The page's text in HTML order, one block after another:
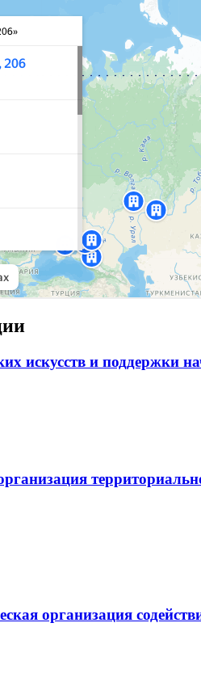
искусств и поддержки
организация